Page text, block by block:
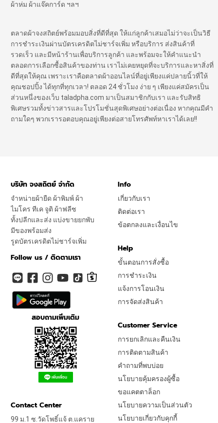
ผ้าห่ม ผ้าแจ๊คการ์ด ฯลฯ
ตลาดผ้าจงสถิตย์พร้อมมอบสิ่งที่ดีที่สุด ให้แก่ลูกค้าเสมอไม่ว่าจะเป็นวิธี
การชำระเงินผ่านบัตรเครดิตไม่ชาร์จเพิ่ม หรือบริการ ส่งสินค้าที่
รวดเร็ว และมีหน้าร้านเพื่อบริการลูกค้า และพร้อมจะให้คำแนะนำ
ตลอดการเลือกซื้อสินค้าของท่าน เราไม่เคยหยุดที่จะบริการและหาสิ่งที่
ดีที่สุดให้คุณ เพราะเราคือตลาดผ้าออนไลน์ที่อยู่เพียงแค่ปลายนิ้วที่ให้
คุณชอปปิ้ง ได้ทุกที่ทุกเวลา! ตลอด 24 ชั่วโมง ง่าย ๆ เพียงแค่สมัครเป็น
ส่วนหนึ่งของเว็บ taladpha.com มาเป็นสมาชิกกับเรา และรับสิทธิ
พิเศษรวมทั้งข่าวสารและโปรโมชั่นสุดพิเศษอย่างต่อเนื่อง หากคุณมีคำ
ถามใดๆ พวกเรารอตอบคุณอยู่เพียงต่อสายโทรศัพท์หาเราได้เลย!!
บริษัท จงสถิตย์ จำกัด
จำหน่ายผ้ายืด ผ้าพิมพ์ ผ้า
ไมโคร ทีเค จูติ ผ้าฟลีซ
ทั้งปลีกและส่ง แบ่งขายยกพับ
มีของพร้อมส่ง
รูดบัตรเครดิตไม่ชาร์จเพิ่ม
Follow us / ติดตามเรา
สอบถามเพิ่มเติม
Info
เกี่ยวกับเรา
ติดต่อเรา
ข้อตกลงและเงื่อนไข
Help
ขั้นตอนการสั่งซื้อ
การชำระเงิน
แจ้งการโอนเงิน
การจัดส่งสินค้า
Customer Service
การยกเลิกและคืนเงิน
การติดตามสินค้า
คำถามที่พบบ่อย
นโยบายคุ้มครองผู้ซื้อ
ขอแคตตาล็อก
นโยบายความเป็นส่วนตัว
นโยบายเกี่ยวกับคุกกี้
Contact Center
99 ม.1 ซ.วัดโพธิ์แจ้ ต.แคราย